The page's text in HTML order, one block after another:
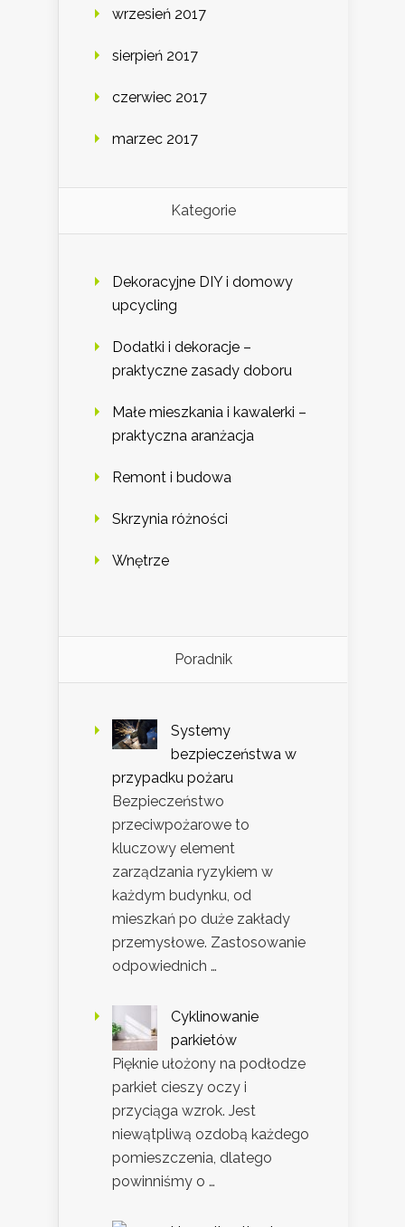
wrzesień 2017
sierpień 2017
czerwiec 2017
marzec 2017
Kategorie
Dekoracyjne DIY i domowy
upcycling
Dodatki i dekoracje –
praktyczne zasady doboru
Małe mieszkania i kawalerki –
praktyczna aranżacja
Remont i budowa
Skrzynia różności
Wnętrze
Poradnik
Systemy
bezpieczeństwa w
przypadku pożaru
Bezpieczeństwo
przeciwpożarowe to
kluczowy element
zarządzania ryzykiem w
każdym budynku, od
mieszkań po duże zakłady
przemysłowe. Zastosowanie
odpowiednich …
Cyklinowanie
parkietów
Pięknie ułożony na podłodze
parkiet cieszy oczy i
przyciąga wzrok. Jest
niewątpliwą ozdobą każdego
pomieszczenia, dlatego
powinniśmy o …